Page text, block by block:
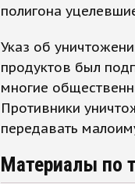
полигона
Указ об
продуктов был
многие
Противники
передавать
Материалы по